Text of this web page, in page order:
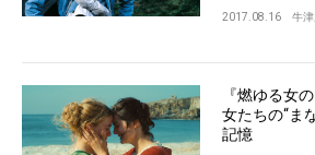
2017.08.16 牛
『燃ゆる女
女たちの“ま
記憶